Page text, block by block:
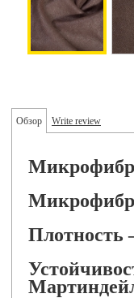
Обзор Write review
Плотность